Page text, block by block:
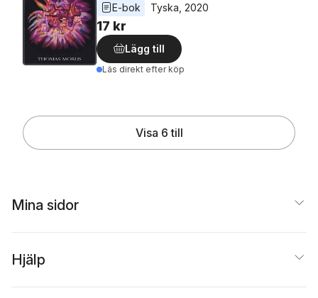
E-bok
Tyska 2020
17 kr
Lägg till
Läs direkt efter köp
Visa 6 till
Mina sidor
Hjälp